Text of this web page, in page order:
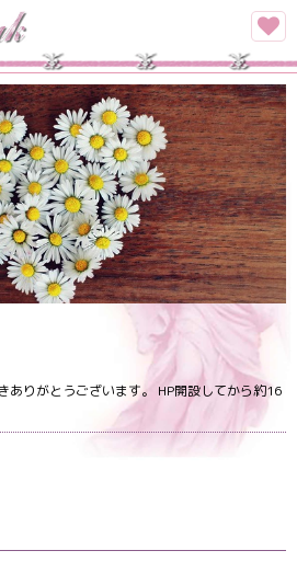
ありがとうございます。 HP開設してから約16